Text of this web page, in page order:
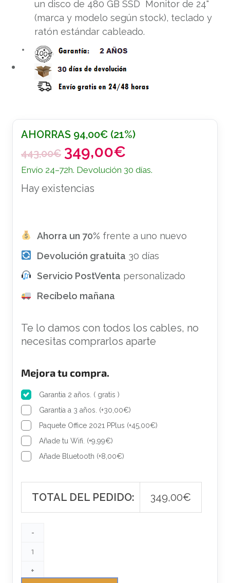
un disco de 480 GB SSD Monitor de 24"
(marca y modelo según stock), teclado y
ratón estándar cableado.
AHORRAS 94,00€ (21%)
443,00€ E
l
p
r
i
o
r
g
n
a
r
a
:
4
3
,
0
€
.
349,00€
l
p
i
a
c
l
e
s
9
0
Envío 24–72h. Devolución 30 días.
Hay existencias
Ahorra un 70% frente a uno nuevo
Devolución gratuita 30 días
Servicio PostVenta personalizado
Recíbelo mañana
Te lo damos con todos los cables, no
necesitas comprarlos aparte
Mejora tu compra.
Garantia 2 años. ( gratis )
Garantía a 3 años. (+30,00€)
Paquete Office 2021 PPlus (+45,00€)
Añade tu Wifi. (+9,99€)
Añade Bluetooth (+8,00€)
TOTAL DEL PEDIDO: 349,00€
-
+